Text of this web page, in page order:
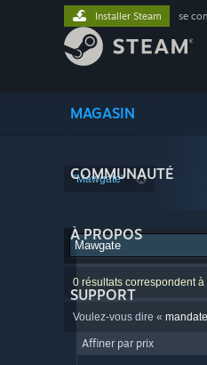
MAGASIN
COMMUNAUTÉ
À PROPOS
SUPPORT
Installer Steam se
"Mawgate"
0 résultats correspondent
Voulez-vous dire « mandate
Affiner par prix